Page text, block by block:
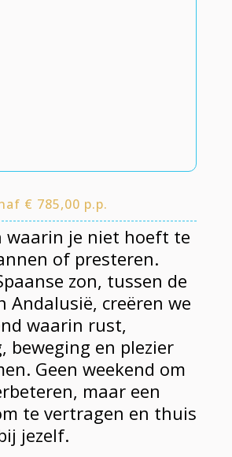
€ 785,00 p.p.
waarin je niet hoeft te
of presteren.
zon, tussen de
Andalusië, creëren we
waarin rust,
beweging en plezier
Geen weekend om
maar een
te vertragen en thuis
jezelf.